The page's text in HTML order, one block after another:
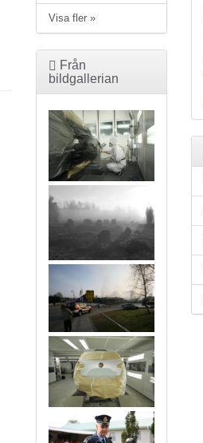
Visa fler »
Från
bildgallerian